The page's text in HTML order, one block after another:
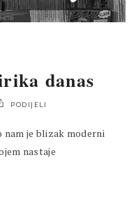
danas
PODIJELI
nam je blizak moderni
nastaje